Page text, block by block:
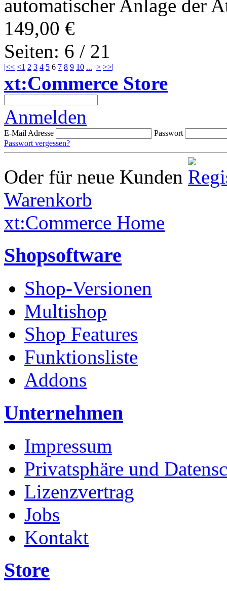
automatischer Anlage der
149,00 €
Seiten: 6 / 21
|<< <1 2 3 4 5 6 7 8 9 10 ... > >>|
xt:Commerce Store
Anmelden
E-Mail Adresse
Passwort
Passwort vergessen?
Oder für neue Kunden
Warenkorb
xt:Commerce Home
Shopsoftware
Shop-Versionen
Multishop
Shop Features
Funktionsliste
Addons
Unternehmen
Impressum
Privatsphäre und
Lizenzvertrag
Jobs
Kontakt
Store